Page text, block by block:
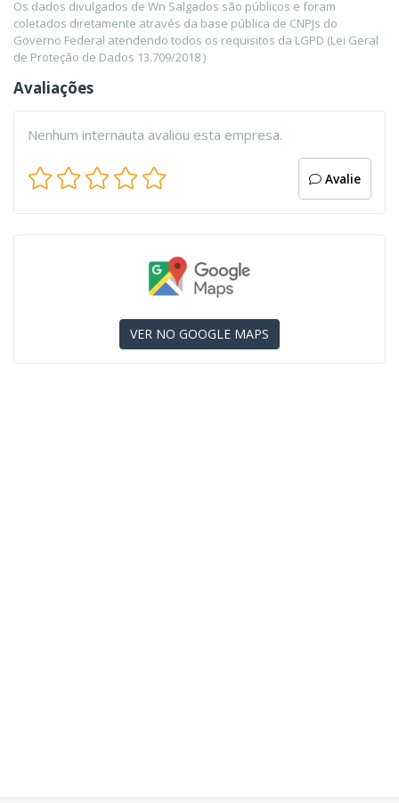
Os dados divulgados de Wn Salgados são públicos e foram
coletados diretamente através da base pública de CNPJs do
Governo Federal atendendo todos os requisitos da LGPD (Lei Geral
de Proteção de Dados 13.709/2018 )
Avaliações
Nenhum internauta avaliou esta empresa.
Avalie
VER NO GOOGLE MAPS